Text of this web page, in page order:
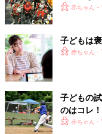
感情的に怒鳴った
回復させて
赤ちゃん
子どもは
赤ちゃん
子どもの
のはコレ！
赤ちゃん